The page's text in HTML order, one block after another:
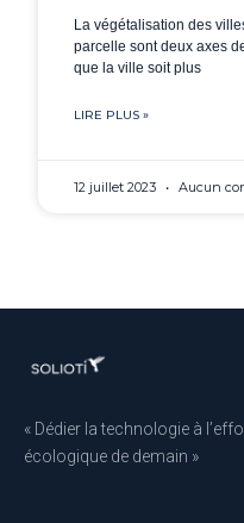
La végétalisation des
parcelle sont deux axes
que la ville soit plus
LIRE PLUS »
12 juillet 2023 Aucun
« Dédier la technologie à
écologique de demain »